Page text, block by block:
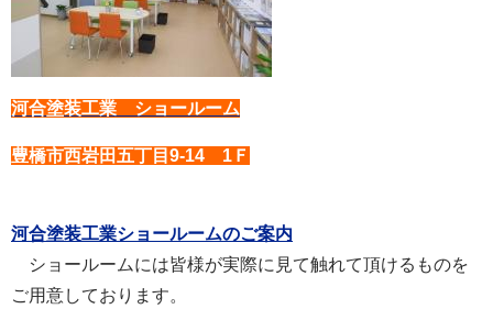
河合塗装工業 ショールーム
豊橋市西岩田五丁目9-14 1Ｆ
河合塗装工業ショールームのご案内
ショールームには皆様が実際に見て触れて頂けるものを
ご用意しております。